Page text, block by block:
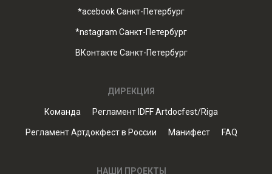
*acebook Санкт-Петербург
*nstagram Санкт-Петербург
ВКонтакте Санкт-Петербург
ДИРЕКЦИЯ
Команда Регламент IDFF Artdocfest/Riga
Регламент Артдокфест в России Манифест FAQ
НАШИ ПРОЕКТЫ